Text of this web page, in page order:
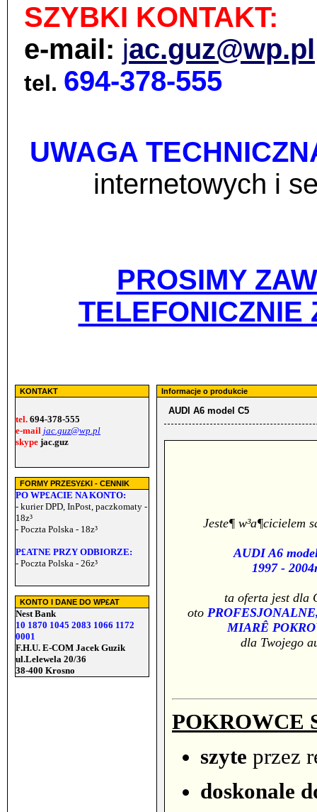
SZYBKI KONTAKT:
e-mail: jac.guz@wp.pl
tel. 694-378-555
UWAGA
internetowych i
PROSIMY
TELEFONICZNIE
KONTAKT
tel. 694-378-555
e-mail jac.guz@wp.pl
skype jac.guz
FORMY PRZESY£KI - CENNIK
PO WP£ACIE NA KONTO:
- kurier DPD, InPost, paczkomaty -
18z³
- Poczta Polska - 18z³
P£ATNE PRZY ODBIORZE:
- Poczta Polska - 26z³
KONTO I DANE DO WP£AT
Nest Bank
10 1870 1045 2083 1066 1172
0001
F.H.U. E-COM Jacek Guzik
ul.Lelewela 20/36
38-400 Krosno
Informacje o produkcie
AUDI A6 model C5
Jeste¶ w³a¶cicielem
AUDI A6
1997 -
ta oferta jest dla
oto
MIARÊ
dla Twojego
POKROWCE
szyte przez
doskonale